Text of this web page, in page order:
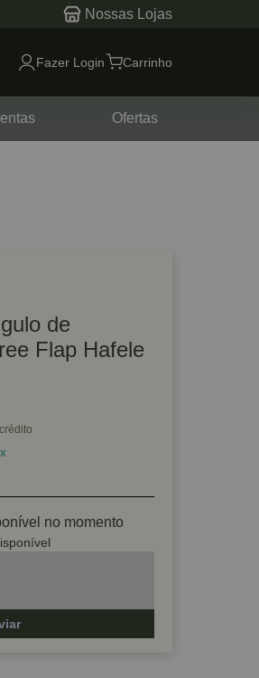
Nossas Lojas
Fazer Login Carrinho
Ofertas
de
Flap Hafele
no momento